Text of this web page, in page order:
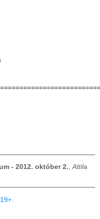
- 2012. október 2. Attila